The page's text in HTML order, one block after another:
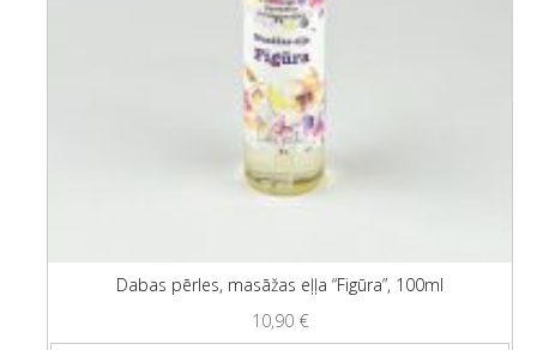
Dabas pērles, masāžas eļļa “Figūra”, 100ml
10,90 €